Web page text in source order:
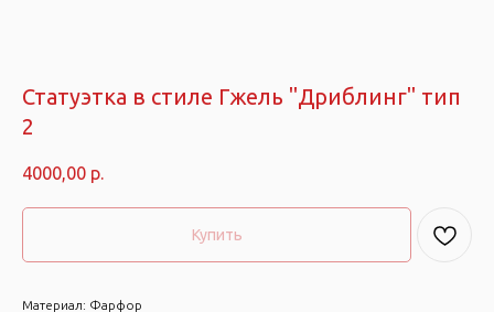
Статуэтка в стиле Гжель "Дриблинг" тип
2
4000,00 р.
Купить
Материал: Фарфор